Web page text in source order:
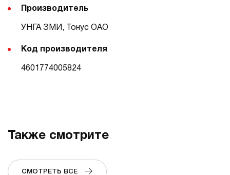
Производитель
УНГА ЗМИ, Тонус ОАО
Код производителя
4601774005824
Также смотрите
СМОТРЕТЬ ВСЕ